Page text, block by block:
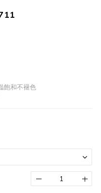
飽和不褪色